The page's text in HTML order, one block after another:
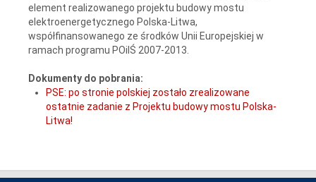
element realizowanego projektu budowy mostu
elektroenergetycznego Polska-Litwa,
współfinansowanego ze środków Unii Europejskiej w
ramach programu POiIŚ 2007-2013.
Dokumenty do pobrania:
PSE: po stronie polskiej zostało zrealizowane
ostatnie zadanie z Projektu budowy mostu Polska-
Litwa!